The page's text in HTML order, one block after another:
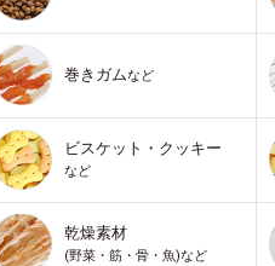
巻きガムなど
ビスケット・クッキー
など
乾燥素材
(野菜・筋・骨・魚)など